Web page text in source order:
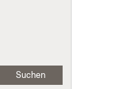
Suchen